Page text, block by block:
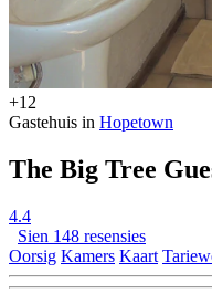
+12
Gastehuis in Hopetown
The Big Tree
4.4
Sien 148 resensies
Oorsig Kamers Kaart